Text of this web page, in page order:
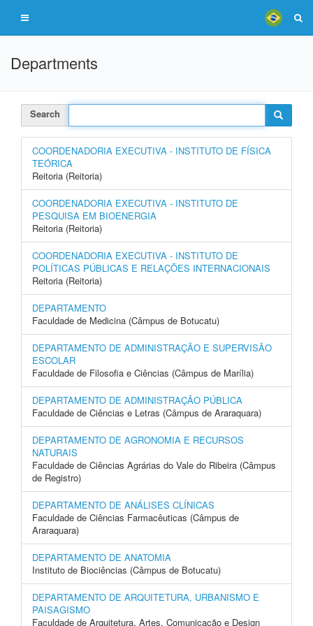
Departments
Search
COORDENADORIA EXECUTIVA - INSTITUTO DE FÍSICA
TEÓRICA
Reitoria (Reitoria)
COORDENADORIA EXECUTIVA - INSTITUTO DE
PESQUISA EM BIOENERGIA
Reitoria (Reitoria)
COORDENADORIA EXECUTIVA - INSTITUTO DE
POLÍTICAS PÚBLICAS E RELAÇÕES INTERNACIONAIS
Reitoria (Reitoria)
DEPARTAMENTO
Faculdade de Medicina (Câmpus de Botucatu)
DEPARTAMENTO DE ADMINISTRAÇÃO E SUPERVISÃO
ESCOLAR
Faculdade de Filosofia e Ciências (Câmpus de Marília)
DEPARTAMENTO DE ADMINISTRAÇÃO PÚBLICA
Faculdade de Ciências e Letras (Câmpus de Araraquara)
DEPARTAMENTO DE AGRONOMIA E RECURSOS
NATURAIS
Faculdade de Ciências Agrárias do Vale do Ribeira (Câmpus
de Registro)
DEPARTAMENTO DE ANÁLISES CLÍNICAS
Faculdade de Ciências Farmacêuticas (Câmpus de
Araraquara)
DEPARTAMENTO DE ANATOMIA
Instituto de Biociências (Câmpus de Botucatu)
DEPARTAMENTO DE ARQUITETURA, URBANISMO E
PAISAGISMO
Faculdade de Arquitetura, Artes, Comunicação e Design